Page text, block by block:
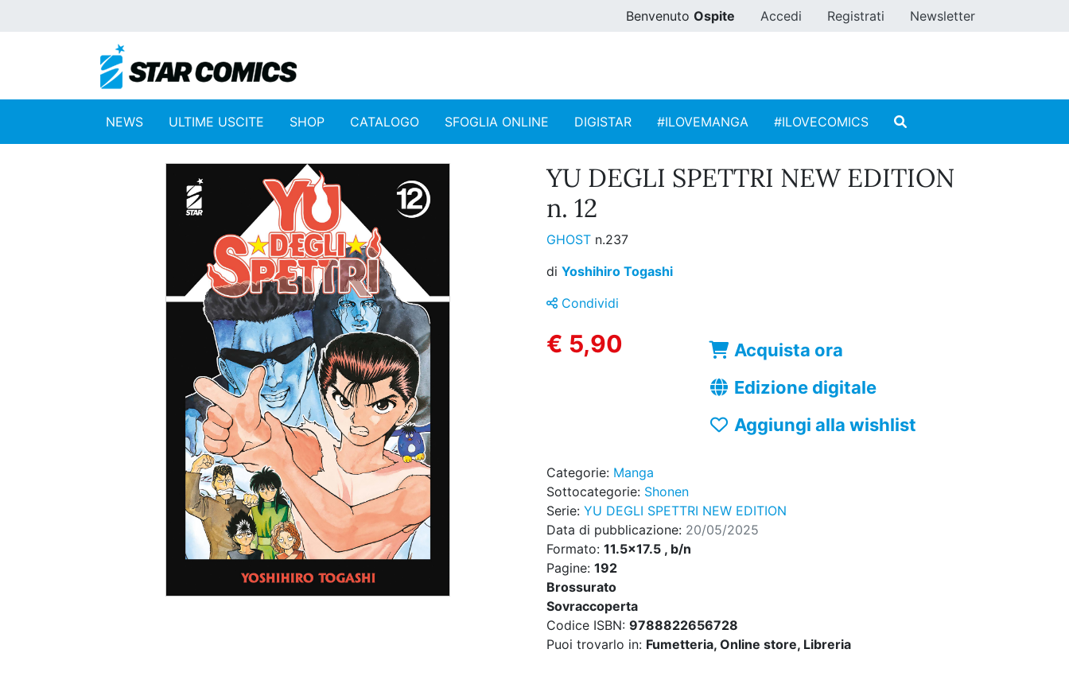
Benvenuto Ospite Accedi Registrati Newsletter
NEWS ULTIME USCITE SHOP CATALOGO SFOGLIA ONLINE DIGISTAR #ILOVEMANGA #ILOVECOMICS
YU DEGLI SPETTRI NEW EDITION
n. 12
GHOST n.237
di Yoshihiro Togashi
Condividi
€ 5,90
Acquista ora
Edizione digitale
Aggiungi alla wishlist
Categorie: Manga
Sottocategorie: Shonen
Serie: YU DEGLI SPETTRI NEW EDITION
Data di pubblicazione: 20/05/2025
Formato: 11.5x17.5 , b/n
Pagine: 192
Brossurato
Sovraccoperta
Codice ISBN: 9788822656728
Puoi trovarlo in: Fumetteria, Online store, Libreria